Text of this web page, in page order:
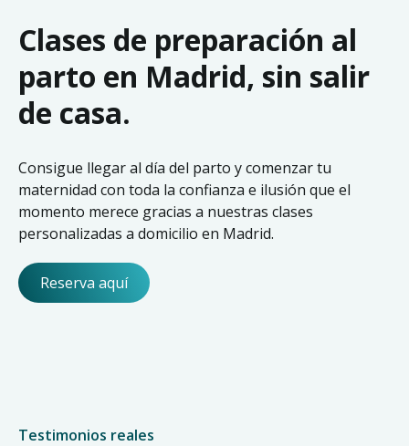
Clases de preparación al
parto en Madrid, sin salir
de casa.
Consigue llegar al día del parto y comenzar tu
maternidad con toda la confianza e ilusión que el
momento merece gracias a nuestras clases
personalizadas a domicilio en Madrid.
Reserva aquí
Testimonios reales